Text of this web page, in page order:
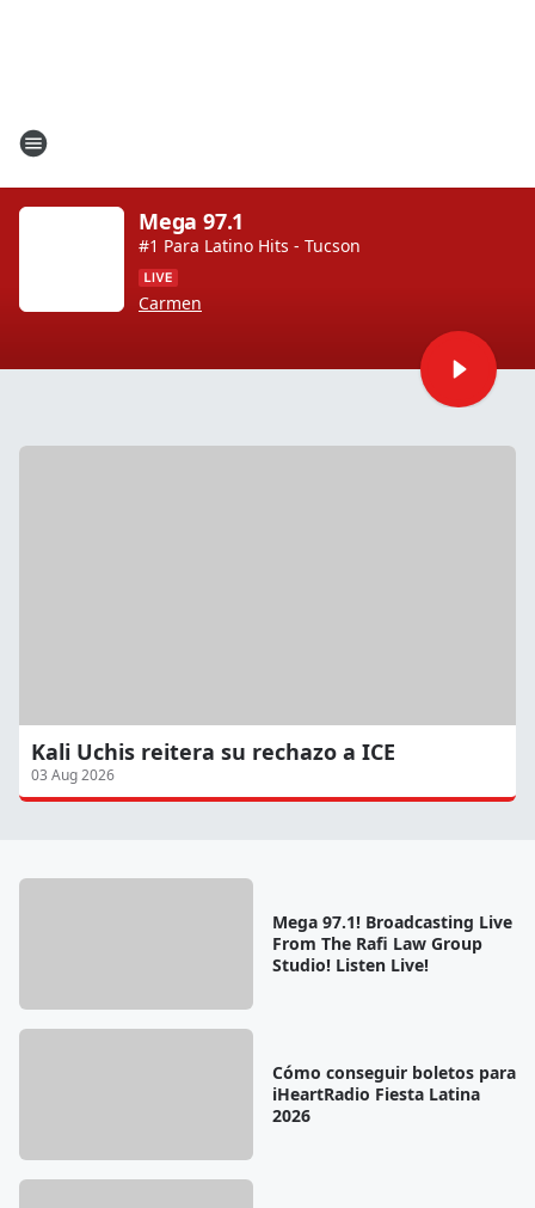
Mega 97.1
#1 Para Latino Hits - Tucson
Carmen
Kali Uchis reitera su rechazo a ICE
03 Aug 2026
Mega 97.1! Broadcasting Live
From The Rafi Law Group
Studio! Listen Live!
Cómo conseguir boletos para
iHeartRadio Fiesta Latina
2026